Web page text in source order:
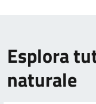
Esplora
naturale